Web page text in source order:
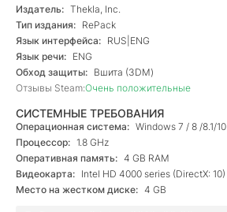
Издатель: Thekla, Inc.
Тип издания: RePack
Язык интерфейса: RUS|ENG
Язык речи: ENG
Обход защиты: Вшита (3DM)
Отзывы Steam:Очень положительные
СИСТЕМНЫЕ ТРЕБОВАНИЯ
Операционная система: Windows 7 / 8 /8.1/10
Процессор: 1.8 GHz
Оперативная память: 4 GB RAM
Видеокарта: Intel HD 4000 series (DirectX: 10)
Место на жестком диске: 4 GB